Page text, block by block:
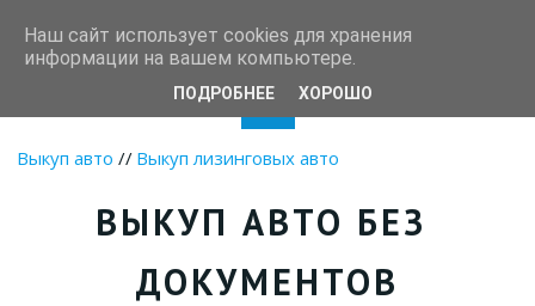
Autotrade78
Выкуп авто // Выкуп лизинговых авто
ВЫКУП АВТО БЕЗ
ДОКУМЕНТОВ
Наш сайт использует cookies для хранения
информации на вашем компьютере.
ПОДРОБНЕЕ ХОРОШО